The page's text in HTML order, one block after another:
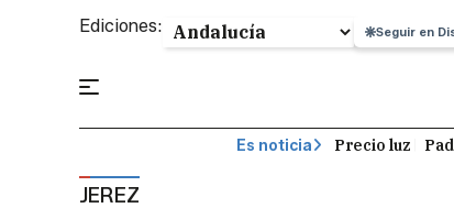
Ediciones: Seguir en
Es noticia Precio luz
JEREZ